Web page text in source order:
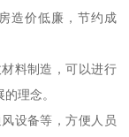
造价低廉，节约成
料制造，可以进行
理念。
设备等，方便人员